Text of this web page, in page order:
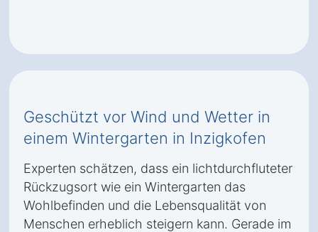
Geschützt vor Wind und Wetter in
einem Wintergarten in Inzigkofen
Experten schätzen, dass ein lichtdurchfluteter
Rückzugsort wie ein Wintergarten das
Wohlbefinden und die Lebensqualität von
Menschen erheblich steigern kann. Gerade im